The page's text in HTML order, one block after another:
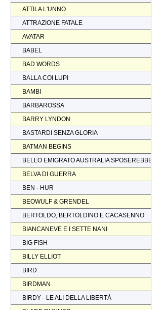
ATTILA L'UNNO
ATTRAZIONE FATALE
AVATAR
BABEL
BAD WORDS
BALLA COI LUPI
BAMBI
BARBAROSSA
BARRY LYNDON
BASTARDI SENZA GLORIA
BATMAN BEGINS
BELLO EMIGRATO AUSTRALIA SPOSEREBBE
BELVA DI GUERRA
BEN - HUR
BEOWULF & GRENDEL
BERTOLDO, BERTOLDINO E CACASENNO
BIANCANEVE E I SETTE NANI
BIG FISH
BILLY ELLIOT
BIRD
BIRDMAN
BIRDY - LE ALI DELLA LIBERTÀ